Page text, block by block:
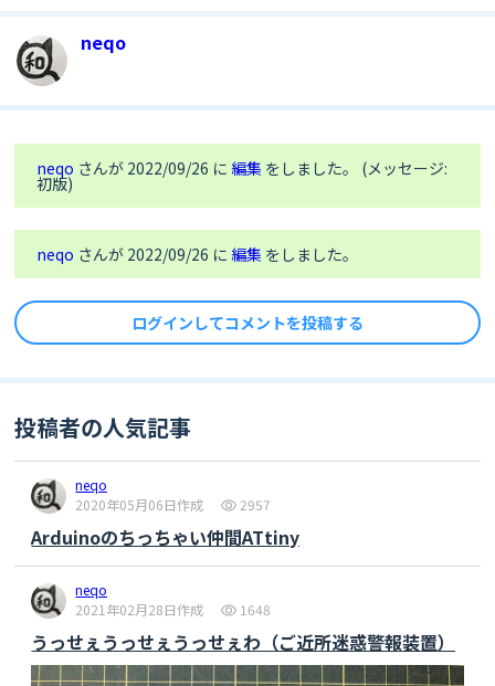
#include <Servo.h>
static Servo servo6; // urusai!!
static Servo servo5;
  Serial.begin(115200);
SD card");}
  if (!nnbfile) {
  // begin DNNRT
  int ret = dnnrt.begin(nnbfile);
  if (ret < 0) {
    Serial.println("DNNRT initialization
error");
    return;
  // setting FFT params (hamming window,
channel, overlap percentage)
  FFT.begin(WindowHamming, AS_CHANNEL_MONO,
(FFT_LEN/2));
neqo
neqo さんが 2022/09/26 に編集 をしました。 (メッセージ:
初版)
neqo さんが 2022/09/26 に編集 をしました。
ログインしてコメントを投稿する
投稿者の人気記事
neqo
2020年05月06日作成
2957
Arduinoのちっちゃい仲間ATtiny
neqo
2021年02月28日作成
1648
うっせぇうっせぇうっせぇわ（ご近所迷惑警報装置）